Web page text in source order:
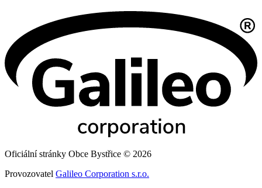
Oficiální stránky Obce Bystřice © 2026
Provozovatel Galileo Corporation s.r.o.